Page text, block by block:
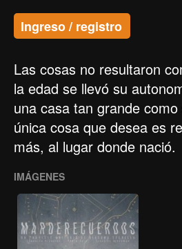
Ingreso / registro
Las cosas no resultaron
la edad se llevó su
una casa tan grande
única cosa que desea es
más, al lugar donde nació.
IMÁGENES